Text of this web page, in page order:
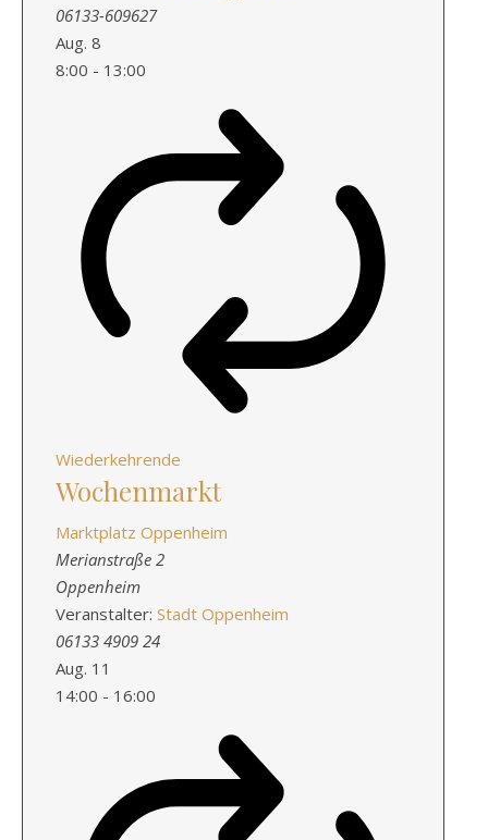
06133-609627
Aug. 8
8:00 - 13:00
Wiederkehrende
Wochenmarkt
Marktplatz Oppenheim
Merianstraße 2
Oppenheim
Veranstalter: Stadt Oppenheim
06133 4909 24
Aug. 11
14:00 - 16:00